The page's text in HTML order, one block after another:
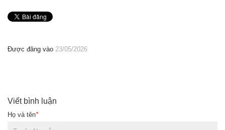
Được đăng vào 23/05/2026
Viết bình luận
Họ và tên*